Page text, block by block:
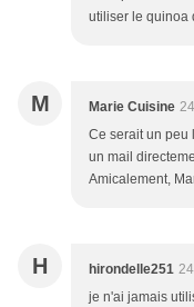
utiliser le quinoa
M Marie Cuisine
Ce serait un peu
un mail
Amicalement,
H hirondelle251
je n'ai jamais